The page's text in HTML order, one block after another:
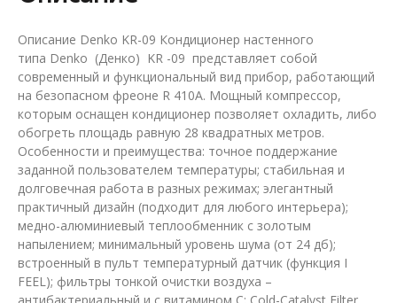
Описание Denko KR-09 Кондиционер настенного
типа Denko (Денко) KR -09 представляет собой
современный и функциональный вид прибор, работающий
на безопасном фреоне R 410А. Мощный компрессор,
которым оснащен кондиционер позволяет охладить, либо
обогреть площадь равную 28 квадратных метров.
Особенности и преимущества: точное поддержание
заданной пользователем температуры; стабильная и
долговечная работа в разных режимах; элегантный
практичный дизайн (подходит для любого интерьера);
медно-алюминиевый теплообменник с золотым
напылением; минимальный уровень шума (от 24 дб);
встроенный в пульт температурный датчик (функция I
FEEL); фильтры тонкой очистки воздуха –